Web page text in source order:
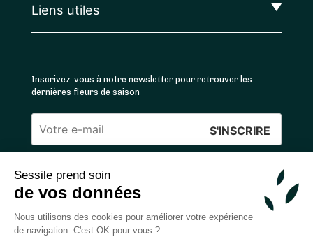
Sessile prend soin
de vos données
Nous utilisons des cookies pour améliorer votre expérience
de navigation. C'est OK pour vous ?
Liens utiles
Inscrivez-vous à notre newsletter pour retrouver les
dernières fleurs de saison
Veuillez
ce
champ
4.4 /5 ⭐ | 120 000+ bouquets livrés |
Achats 100% sécurisés